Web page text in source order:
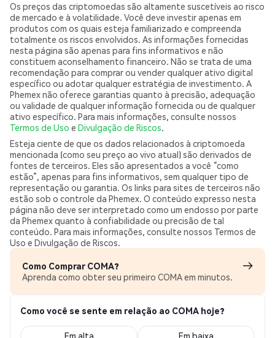
Os preços das criptomoedas são altamente suscetíveis ao risco
de mercado e à volatilidade. Você deve investir apenas em
produtos com os quais esteja familiarizado e compreenda
totalmente os riscos envolvidos. As informações fornecidas
nesta página são apenas para fins informativos e não
constituem aconselhamento financeiro. Não se trata de uma
recomendação para comprar ou vender qualquer ativo digital
específico ou adotar qualquer estratégia de investimento. A
Phemex não oferece garantias quanto à precisão, adequação
ou validade de qualquer informação fornecida ou de qualquer
ativo específico. Para mais informações, consulte nossos
Termos de Uso e Divulgação de Riscos.
Esteja ciente de que os dados relacionados à criptomoeda
mencionada (como seu preço ao vivo atual) são derivados de
fontes de terceiros. Eles são apresentados a você “como
estão”, apenas para fins informativos, sem qualquer tipo de
representação ou garantia. Os links para sites de terceiros não
estão sob o controle da Phemex. O conteúdo expresso nesta
página não deve ser interpretado como um endosso por parte
da Phemex quanto à confiabilidade ou precisão de tal
conteúdo. Para mais informações, consulte nossos Termos de
Uso e Divulgação de Riscos.
Como Comprar COMA?
Aprenda como obter seu primeiro COMA em minutos.
Como você se sente em relação ao COMA hoje?
Em alta Em baixa